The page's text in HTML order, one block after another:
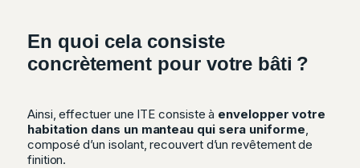
En quoi cela consiste
concrètement pour votre bâti ?
Ainsi, effectuer une ITE consiste à envelopper votre
habitation dans un manteau qui sera uniforme,
composé d’un isolant, recouvert d’un revêtement de
finition.